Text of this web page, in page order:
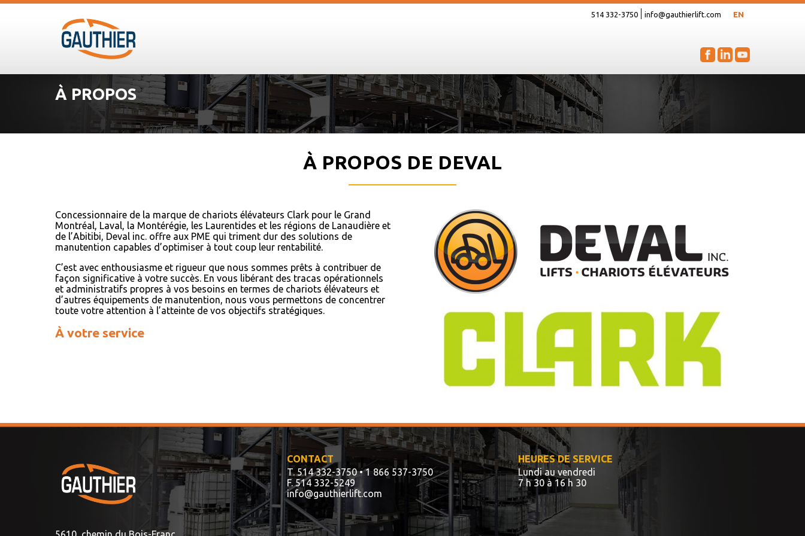
514 332-3750 info@gauthierlift.com EN
À PROPOS
À PROPOS DE DEVAL
Concessionnaire de la marque de chariots élévateurs Clark pour le Grand
Montréal, Laval, la Montérégie, les Laurentides et les régions de Lanaudière et
de l’Abitibi, Deval inc. offre aux PME qui triment dur des solutions de
manutention capables d’optimiser à tout coup leur rentabilité.
C’est avec enthousiasme et rigueur que nous sommes prêts à contribuer de
façon significative à votre succès. En vous libérant des tracas opérationnels
et administratifs propres à vos besoins en termes de chariots élévateurs et
d’autres équipements de manutention, nous vous permettons de concentrer
toute votre attention à l’atteinte de vos objectifs stratégiques.
À votre service
CONTACT
T. 514 332-3750 • 1 866 537-3750
F. 514 332-5249
info@gauthierlift.com
HEURES DE SERVICE
Lundi au vendredi
7 h 30 à 16 h 30